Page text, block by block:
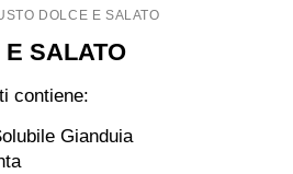
DOLCE E SALATO
E SALATO
contiene:
Gianduia